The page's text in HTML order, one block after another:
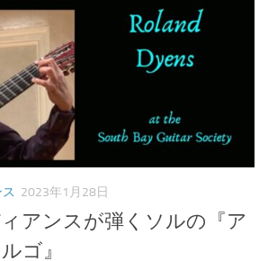
2023年1月28日
アンスが弾くソルの『ア
ゴ』